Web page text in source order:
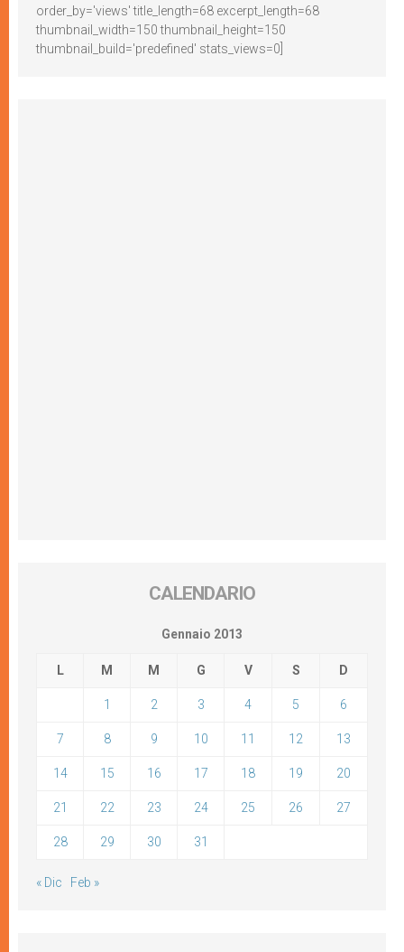
order_by='views' title_length=68 excerpt_length=68
thumbnail_width=150 thumbnail_height=150
thumbnail_build='predefined' stats_views=0]
CALENDARIO
Gennaio 2013
L M M G V S D
1 2 3 4 5 6
7 8 9 10 11 12 13
14 15 16 17 18 19 20
21 22 23 24 25 26 27
28 29 30 31
« Dic Feb »